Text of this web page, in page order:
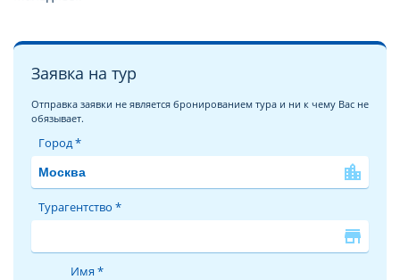
Заявка на тур
Отправка заявки не является бронированием тура и ни к чему Вас не
обязывает.
Город *
location_city
Турагентство *
store
Имя *